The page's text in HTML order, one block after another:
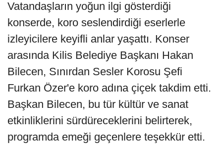
Vatandaşların yoğun ilgi gösterdiği
konserde, koro seslendirdiği eserlerle
izleyicilere keyifli anlar yaşattı. Konser
arasında Kilis Belediye Başkanı Hakan
Bilecen, Sınırdan Sesler Korosu Şefi
Furkan Özer'e koro adına çiçek takdim etti.
Başkan Bilecen, bu tür kültür ve sanat
etkinliklerini sürdüreceklerini belirterek,
programda emeği geçenlere teşekkür etti.